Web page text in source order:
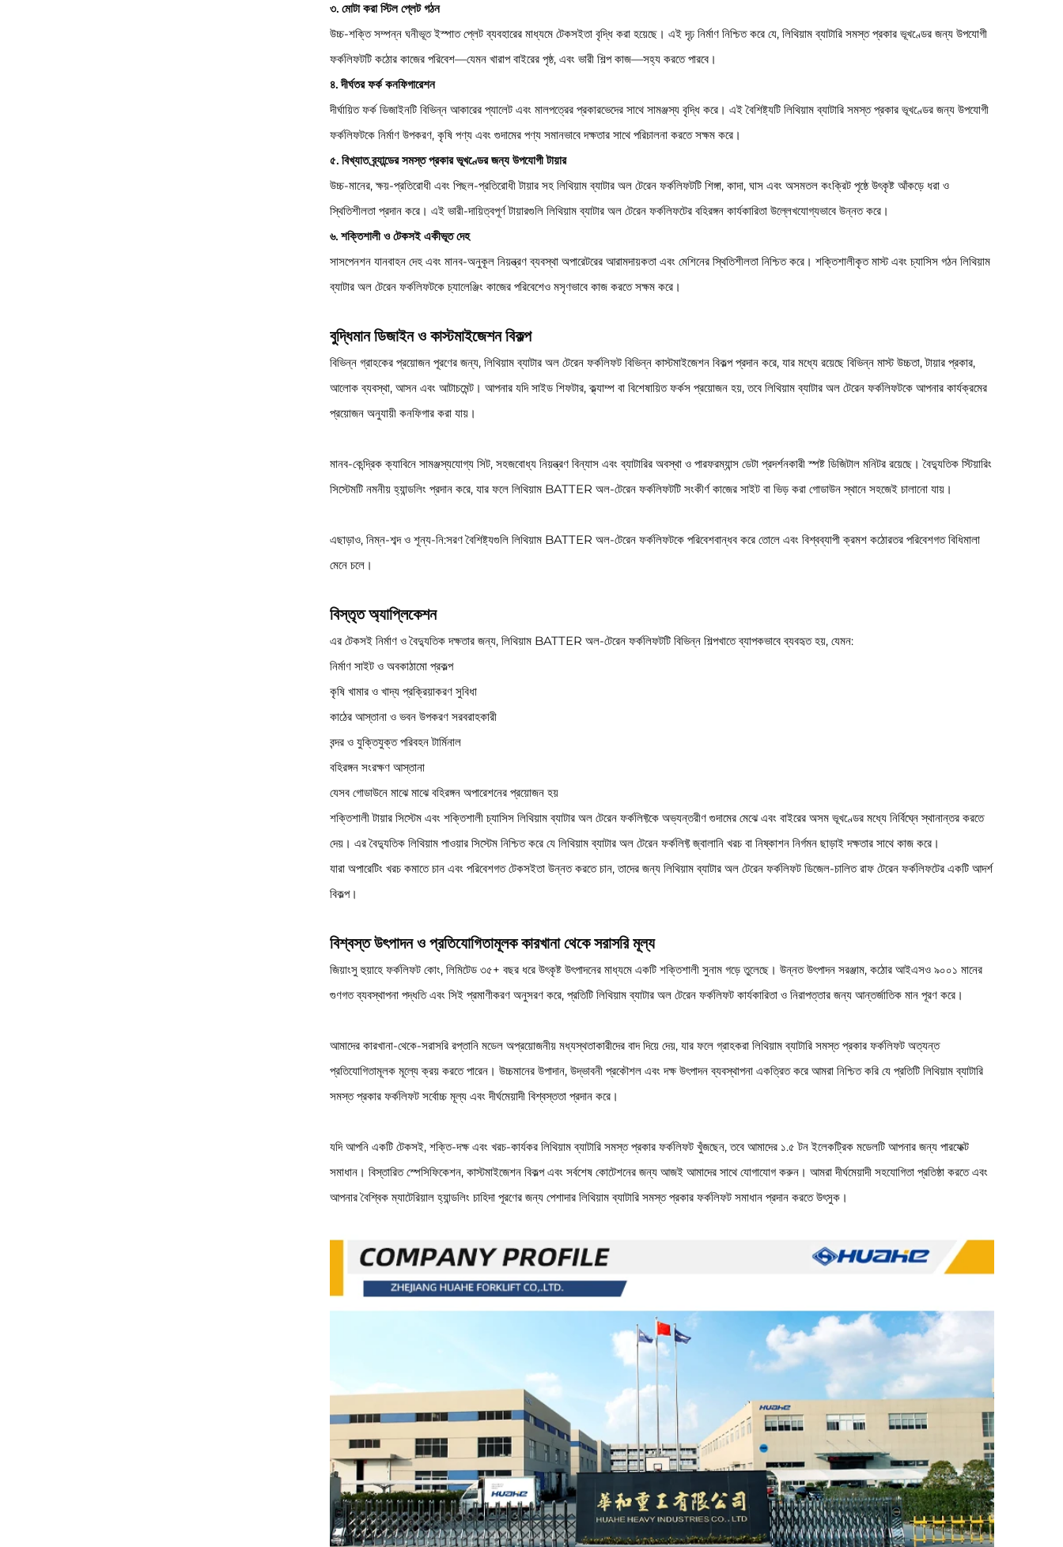
৩. মোটা করা স্টিল প্লেট গঠন
উচ্চ-শক্তি সম্পন্ন ঘনীভূত ইস্পাত প্লেট ব্যবহারের মাধ্যমে টেকসইতা বৃদ্ধি করা হয়েছে। এই দৃঢ় নির্মাণ নিশ্চিত করে যে, লিথিয়াম ব্যাটারি সমস্ত প্রকার ভূখণ্ডের জন্য উপযোগী
ফর্কলিফটটি কঠোর কাজের পরিবেশ—যেমন খারাপ বাইরের পৃষ্ঠ, এবং ভারী শিল্প কাজ—সহ্য করতে পারবে।
৪. দীর্ঘতর ফর্ক কনফিগারেশন
দীর্ঘায়িত ফর্ক ডিজাইনটি বিভিন্ন আকারের প্যালেট এবং মালপত্রের প্রকারভেদের সাথে সামঞ্জস্য বৃদ্ধি করে। এই বৈশিষ্ট্যটি লিথিয়াম ব্যাটারি সমস্ত প্রকার ভূখণ্ডের জন্য উপযোগী
ফর্কলিফটকে নির্মাণ উপকরণ, কৃষি পণ্য এবং গুদামের পণ্য সমানভাবে দক্ষতার সাথে পরিচালনা করতে সক্ষম করে।
৫. বিখ্যাত ব্র্যান্ডের সমস্ত প্রকার ভূখণ্ডের জন্য উপযোগী টায়ার
উচ্চ-মানের, ক্ষয়-প্রতিরোধী এবং পিছল-প্রতিরোধী টায়ার সহ লিথিয়াম ব্যাটার অল টেরেন ফর্কলিফটটি শিঙ্গা, কাদা, ঘাস এবং অসমতল কংক্রিট পৃষ্ঠে উৎকৃষ্ট আঁকড়ে ধরা ও
স্থিতিশীলতা প্রদান করে। এই ভারী-দায়িত্বপূর্ণ টায়ারগুলি লিথিয়াম ব্যাটার অল টেরেন ফর্কলিফটের বহিরঙ্গন কার্যকারিতা উল্লেখযোগ্যভাবে উন্নত করে।
৬. শক্তিশালী ও টেকসই একীভূত দেহ
সাসপেনশন যানবাহন দেহ এবং মানব-অনুকূল নিয়ন্ত্রণ ব্যবস্থা অপারেটরের আরামদায়কতা এবং মেশিনের স্থিতিশীলতা নিশ্চিত করে। শক্তিশালীকৃত মাস্ট এবং চ্যাসিস গঠন লিথিয়াম
ব্যাটার অল টেরেন ফর্কলিফটকে চ্যালেঞ্জিং কাজের পরিবেশেও মসৃণভাবে কাজ করতে সক্ষম করে।
বুদ্ধিমান ডিজাইন ও কাস্টমাইজেশন বিকল্প
বিভিন্ন গ্রাহকের প্রয়োজন পূরণের জন্য, লিথিয়াম ব্যাটার অল টেরেন ফর্কলিফট বিভিন্ন কাস্টমাইজেশন বিকল্প প্রদান করে, যার মধ্যে রয়েছে বিভিন্ন মাস্ট উচ্চতা, টায়ার প্রকার,
আলোক ব্যবস্থা, আসন এবং আটাচমেন্ট। আপনার যদি সাইড শিফটার, ক্ল্যাম্প বা বিশেষায়িত ফর্কস প্রয়োজন হয়, তবে লিথিয়াম ব্যাটার অল টেরেন ফর্কলিফটকে আপনার কার্যক্রমের
প্রয়োজন অনুযায়ী কনফিগার করা যায়।
মানব-কেন্দ্রিক ক্যাবিনে সামঞ্জস্যযোগ্য সিট, সহজবোধ্য নিয়ন্ত্রণ বিন্যাস এবং ব্যাটারির অবস্থা ও পারফরম্যান্স ডেটা প্রদর্শনকারী স্পষ্ট ডিজিটাল মনিটর রয়েছে। বৈদ্যুতিক স্টিয়ারিং
সিস্টেমটি নমনীয় হ্যান্ডলিং প্রদান করে, যার ফলে লিথিয়াম BATTER অল-টেরেন ফর্কলিফটটি সংকীর্ণ কাজের সাইট বা ভিড় করা গোডাউন স্থানে সহজেই চালানো যায়।
এছাড়াও, নিম্ন-শব্দ ও শূন্য-নি:সরণ বৈশিষ্ট্যগুলি লিথিয়াম BATTER অল-টেরেন ফর্কলিফটকে পরিবেশবান্ধব করে তোলে এবং বিশ্বব্যাপী ক্রমশ কঠোরতর পরিবেশগত বিধিমালা
মেনে চলে।
বিস্তৃত অ্যাপ্লিকেশন
এর টেকসই নির্মাণ ও বৈদ্যুতিক দক্ষতার জন্য, লিথিয়াম BATTER অল-টেরেন ফর্কলিফটটি বিভিন্ন শিল্পখাতে ব্যাপকভাবে ব্যবহৃত হয়, যেমন:
নির্মাণ সাইট ও অবকাঠামো প্রকল্প
কৃষি খামার ও খাদ্য প্রক্রিয়াকরণ সুবিধা
কাঠের আস্তানা ও ভবন উপকরণ সরবরাহকারী
বন্দর ও যুক্তিযুক্ত পরিবহন টার্মিনাল
বহিরঙ্গন সংরক্ষণ আস্তানা
যেসব গোডাউনে মাঝে মাঝে বহিরঙ্গন অপারেশনের প্রয়োজন হয়
শক্তিশালী টায়ার সিস্টেম এবং শক্তিশালী চ্যাসিস লিথিয়াম ব্যাটার অল টেরেন ফর্কলিফ্টকে অভ্যন্তরীণ গুদামের মেঝে এবং বাইরের অসম ভূখণ্ডের মধ্যে নির্বিঘ্নে স্থানান্তর করতে
দেয়। এর বৈদ্যুতিক লিথিয়াম পাওয়ার সিস্টেম নিশ্চিত করে যে লিথিয়াম ব্যাটার অল টেরেন ফর্কলিফ্ট জ্বালানি খরচ বা নিষ্কাশন নির্গমন ছাড়াই দক্ষতার সাথে কাজ করে।
যারা অপারেটিং খরচ কমাতে চান এবং পরিবেশগত টেকসইতা উন্নত করতে চান, তাদের জন্য লিথিয়াম ব্যাটার অল টেরেন ফর্কলিফট ডিজেল-চালিত রাফ টেরেন ফর্কলিফটের একটি আদর্শ
বিকল্প।
বিশ্বস্ত উৎপাদন ও প্রতিযোগিতামূলক কারখানা থেকে সরাসরি মূল্য
জিয়াংসু হুয়াহে ফর্কলিফট কোং, লিমিটেড ৩৫+ বছর ধরে উৎকৃষ্ট উৎপাদনের মাধ্যমে একটি শক্তিশালী সুনাম গড়ে তুলেছে। উন্নত উৎপাদন সরঞ্জাম, কঠোর আইএসও ৯০০১ মানের
গুণগত ব্যবস্থাপনা পদ্ধতি এবং সিই প্রমাণীকরণ অনুসরণ করে, প্রতিটি লিথিয়াম ব্যাটার অল টেরেন ফর্কলিফট কার্যকারিতা ও নিরাপত্তার জন্য আন্তর্জাতিক মান পূরণ করে।
আমাদের কারখানা-থেকে-সরাসরি রপ্তানি মডেল অপ্রয়োজনীয় মধ্যস্থতাকারীদের বাদ দিয়ে দেয়, যার ফলে গ্রাহকরা লিথিয়াম ব্যাটারি সমস্ত প্রকার ফর্কলিফট অত্যন্ত
প্রতিযোগিতামূলক মূল্যে ক্রয় করতে পারেন। উচ্চমানের উপাদান, উদ্ভাবনী প্রকৌশল এবং দক্ষ উৎপাদন ব্যবস্থাপনা একত্রিত করে আমরা নিশ্চিত করি যে প্রতিটি লিথিয়াম ব্যাটারি
সমস্ত প্রকার ফর্কলিফট সর্বোচ্চ মূল্য এবং দীর্ঘমেয়াদী বিশ্বস্ততা প্রদান করে।
যদি আপনি একটি টেকসই, শক্তি-দক্ষ এবং খরচ-কার্যকর লিথিয়াম ব্যাটারি সমস্ত প্রকার ফর্কলিফট খুঁজছেন, তবে আমাদের ১.৫ টন ইলেকট্রিক মডেলটি আপনার জন্য পারফেক্ট
সমাধান। বিস্তারিত স্পেসিফিকেশন, কাস্টমাইজেশন বিকল্প এবং সর্বশেষ কোটেশনের জন্য আজই আমাদের সাথে যোগাযোগ করুন। আমরা দীর্ঘমেয়াদী সহযোগিতা প্রতিষ্ঠা করতে এবং
আপনার বৈশ্বিক ম্যাটেরিয়াল হ্যান্ডলিং চাহিদা পূরণের জন্য পেশাদার লিথিয়াম ব্যাটারি সমস্ত প্রকার ফর্কলিফট সমাধান প্রদান করতে উৎসুক।